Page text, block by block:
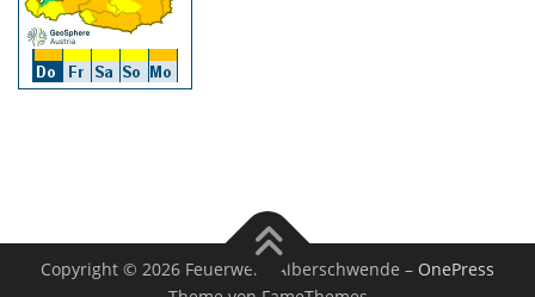
Copyright © 2026 Feuerwehr Alberschwende – OnePress